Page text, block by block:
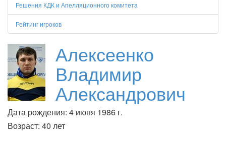
Решения КДК и Апелляционного комитета
Рейтинг игроков
Алексеенко
Владимир
Александрович
Дата рождения: 4 июня 1986 г.
Возраст: 40 лет